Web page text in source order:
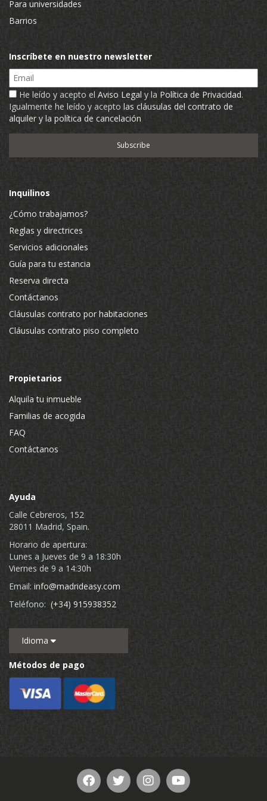
Para universidades
Barrios
Inscríbete en nuestro newsletter
Email
He leído y acepto el Aviso Legal y la Política de Privacidad.
Igualmente he leído y acepto las cláusulas del contrato de
alquiler y la política de cancelación
Inquilinos
¿Cómo trabajamos?
Reglas y directrices
Servicios adicionales
Guía para tu estancia
Reserva directa
Contáctanos
Cláusulas contrato por habitaciones
Cláusulas contrato piso completo
Propietarios
Alquila tu inmueble
Familias de acogida
FAQ
Contáctanos
Ayuda
Calle Cebreros, 152
28011 Madrid, Spain.
Horario de apertura:
Lunes a Jueves de 9 a 18:30h
Viernes de 9 a 14:30h
Email: info@madrideasy.com
Teléfono: (+34) 915938352
Idioma
Métodos de pago